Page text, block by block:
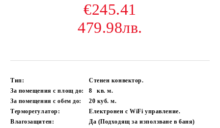
€245.41
479.98лв.
Тип:
Стенен конвектор.
За помещения с площ до:
8
кв. м.
За помещения с обем до:
20 куб. м.
Терморегулатор:
Електронен с WiFi управление.
Влагозащитен:
Да (Подходящ за използване в баня)